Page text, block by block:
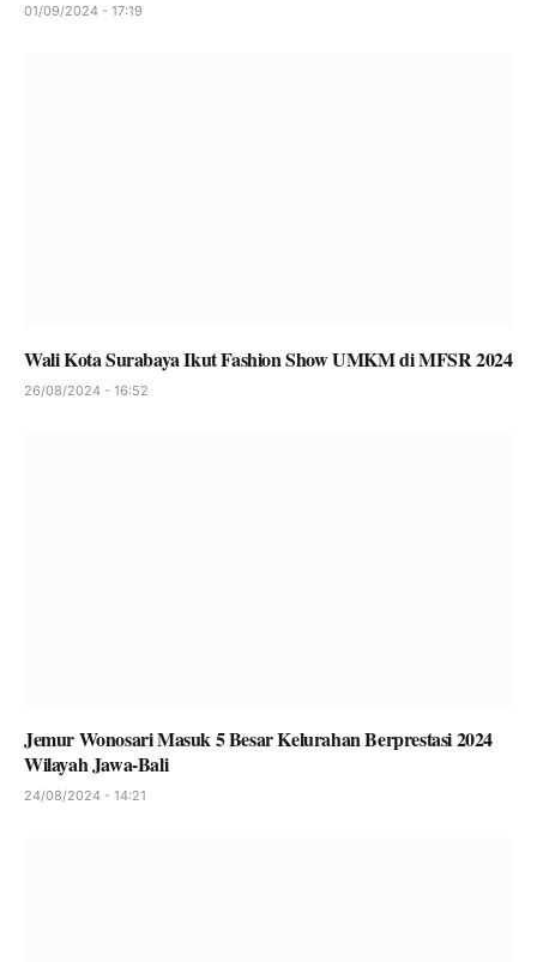
01/09/2024 - 17:19
Wali Kota Surabaya Ikut Fashion Show UMKM di MFSR 2024
26/08/2024 - 16:52
Jemur Wonosari Masuk 5 Besar Kelurahan Berprestasi 2024
Wilayah Jawa-Bali
24/08/2024 - 14:21